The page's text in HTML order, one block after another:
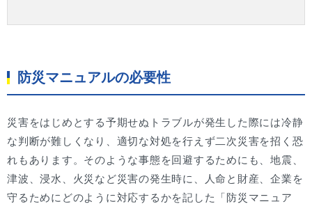
防災マニュアルの必要性
災害をはじめとする予期せぬトラブルが発生した際には冷静
な判断が難しくなり、適切な対処を行えず二次災害を招く恐
れもあります。そのような事態を回避するためにも、地震、
津波、浸水、火災など災害の発生時に、人命と財産、企業を
守るためにどのように対応するかを記した「防災マニュア